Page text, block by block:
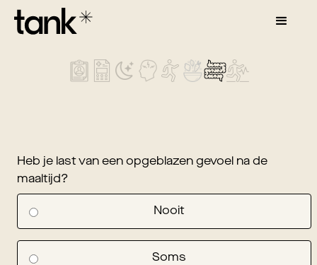
Heb je last van een opgeblazen gevoel na de
maaltijd?
Nooit
Soms